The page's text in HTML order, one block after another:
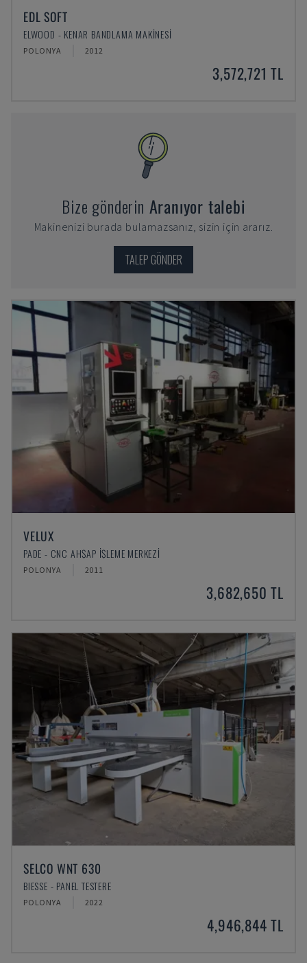
EDL SOFT
ELWOOD - KENAR BANDLAMA MAKINESI
POLONYA 2012
3,572,721 TL
Bize gönderin Aranıyor talebi
Makinenizi burada bulamazsanız, sizin için ararız.
TALEP GÖNDER
VELUX
PADE - CNC AHŞAP İŞLEME MERKEZI
POLONYA 2011
3,682,650 TL
SELCO WNT 630
BIESSE - PANEL TESTERE
POLONYA 2022
4,946,844 TL